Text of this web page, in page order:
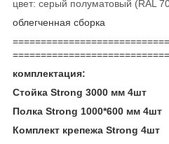
цвет: серый полуматовый (RAL
облегченная сборка
комплектация:
Стойка Strong 3000 мм 4шт
Полка Strong 1000*600 мм 4шт
Комплект крепежа Strong 4шт